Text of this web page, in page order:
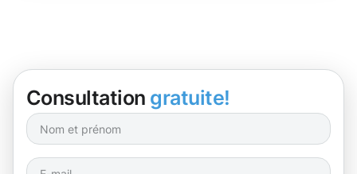
Consultation gratuite!